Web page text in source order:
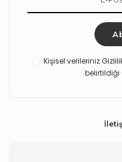
Kişisel verileriniz
belirtildiği